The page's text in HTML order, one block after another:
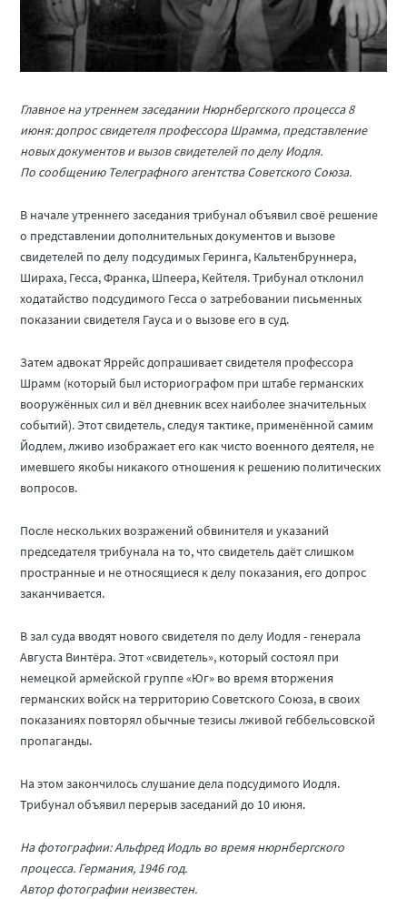
Главное на утреннем заседании Нюрнбергского процесса 8
июня: допрос свидетеля профессора Шрамма, представление
новых документов и вызов свидетелей по делу Иодля.
По сообщению Телеграфного агентства Советского Союза.
В начале утреннего заседания трибунал объявил своё решение
о представлении дополнительных документов и вызове
свидетелей по делу подсудимых Геринга, Кальтенбруннера,
Шираха, Гесса, Франка, Шпеера, Кейтеля. Трибунал отклонил
ходатайство подсудимого Гесса о затребовании письменных
показании свидетеля Гауса и о вызове его в суд.
Затем адвокат Яррейс допрашивает свидетеля профессора
Шрамм (который был историографом при штабе германских
вооружённых сил и вёл дневник всех наиболее значительных
событий). Этот свидетель, следуя тактике, применённой самим
Йодлем, лживо изображает его как чисто военного деятеля, не
имевшего якобы никакого отношения к решению политических
вопросов.
После нескольких возражений обвинителя и указаний
председателя трибунала на то, что свидетель даёт слишком
пространные и не относящиеся к делу показания, его допрос
заканчивается.
В зал суда вводят нового свидетеля по делу Иодля - генерала
Августа Винтёра. Этот «свидетель», который состоял при
немецкой армейской группе «Юг» во время вторжения
германских войск на территорию Советского Союза, в своих
показаниях повторял обычные тезисы лживой геббельсовской
пропаганды.
На этом закончилось слушание дела подсудимого Иодля.
Трибунал объявил перерыв заседаний до 10 июня.
На фотографии: Альфред Иодль во время нюрнбергского
процесса. Германия, 1946 год.
Автор фотографии неизвестен.